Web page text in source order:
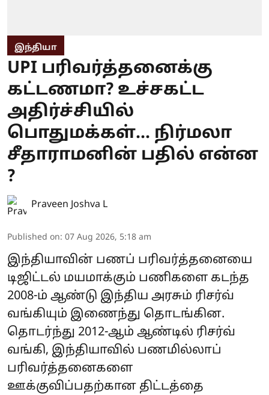
இந்தியா
UPI பரிவர்த்தனைக்கு
கட்டணமா? உச்சகட்ட
அதிர்ச்சியில்
பொதுமக்கள்... நிர்மலா
சீதாராமனின் பதில் என்ன
?
Praveen Joshva L
Published on: 07 Aug 2026, 5:18 am
இந்தியாவின் பணப் பரிவர்த்தனையை
டிஜிட்டல் மயமாக்கும் பணிகளை கடந்த
2008-ம் ஆண்டு இந்திய அரசும் ரிசர்வ்
வங்கியும் இணைந்து தொடங்கின.
தொடர்ந்து 2012-ஆம் ஆண்டில் ரிசர்வ்
வங்கி, இந்தியாவில் பணமில்லாப்
பரிவர்த்தனைகளை
ஊக்குவிப்பதற்கான திட்டத்தை